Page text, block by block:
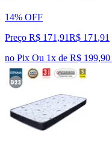
14% OFF
Preço R$ 171,91R$ 171 ,91
no Pix Ou 1x de R$ 199,90